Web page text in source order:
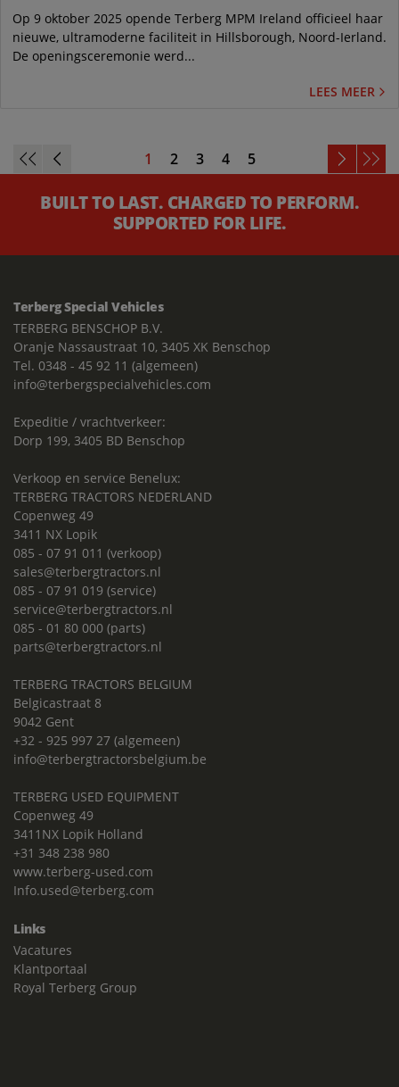
Op 9 oktober 2025 opende Terberg MPM Ireland officieel haar
nieuwe, ultramoderne faciliteit in Hillsborough, Noord-Ierland.
De openingsceremonie werd...
LEES MEER
1 2 3 4 5
BUILT TO LAST. CHARGED TO PERFORM.
SUPPORTED FOR LIFE.
Terberg Special Vehicles
TERBERG BENSCHOP B.V.
Oranje Nassaustraat 10, 3405 XK Benschop
Tel. 0348 - 45 92 11 (algemeen)
info@terbergspecialvehicles.com
Expeditie / vrachtverkeer:
Dorp 199, 3405 BD Benschop
Verkoop en service Benelux:
TERBERG TRACTORS NEDERLAND
Copenweg 49
3411 NX Lopik
085 - 07 91 011 (verkoop)
sales@terbergtractors.nl
085 - 07 91 019 (service)
service@terbergtractors.nl
085 - 01 80 000 (parts)
parts@terbergtractors.nl
TERBERG TRACTORS BELGIUM
Belgicastraat 8
9042 Gent
+32 - 925 997 27 (algemeen)
info@terbergtractorsbelgium.be
TERBERG USED EQUIPMENT
Copenweg 49
3411NX Lopik Holland
+31 348 238 980
www.terberg-used.com
Info.used@terberg.com
Links
Vacatures
Klantportaal
Royal Terberg Group